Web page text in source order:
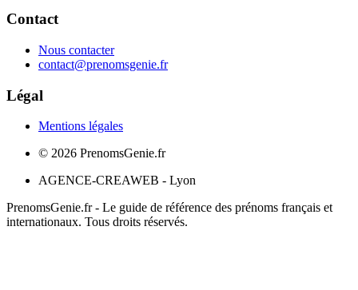
Contact
Nous contacter
contact@prenomsgenie.fr
Légal
Mentions légales
© 2026 PrenomsGenie.fr
AGENCE-CREAWEB - Lyon
PrenomsGenie.fr - Le guide de référence des prénoms français et
internationaux. Tous droits réservés.